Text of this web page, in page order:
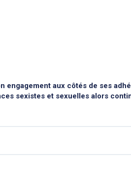
engagement aux côtés de ses
sexistes et sexuelles alors